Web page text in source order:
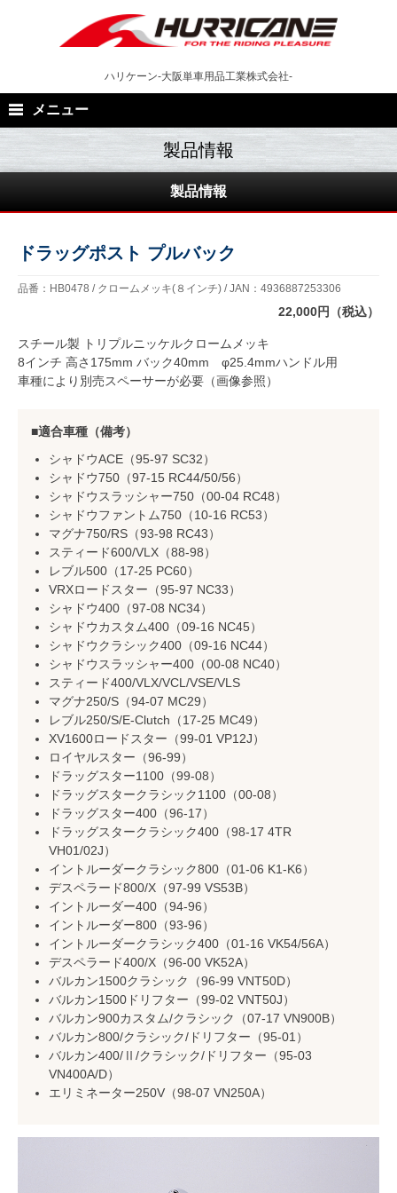
ハリケーン-大阪単車用品工業株式会社-
メニュー
製品情報
ドラッグポスト プルバック
品番：HB0478 / クロームメッキ(８インチ) / JAN：4936887253306
22,000円（税込）
スチール製 トリプルニッケルクロームメッキ
8インチ 高さ175mm バック40mm φ25.4mmハンドル用
車種により別売スペーサーが必要（画像参照）
適合車種（備考）
シャドウACE（95-97 SC32）
シャドウ750（97-15 RC44/50/56）
シャドウスラッシャー750（00-04 RC48）
シャドウファントム750（10-16 RC53）
マグナ750/RS（93-98 RC43）
スティード600/VLX（88-98）
レブル500（17-25 PC60）
VRXロードスター（95-97 NC33）
シャドウ400（97-08 NC34）
シャドウカスタム400（09-16 NC45）
シャドウクラシック400（09-16 NC44）
シャドウスラッシャー400（00-08 NC40）
スティード400/VLX/VCL/VSE/VLS
マグナ250/S（94-07 MC29）
レブル250/S/E-Clutch（17-25 MC49）
XV1600ロードスター（99-01 VP12J）
ロイヤルスター（96-99）
ドラッグスター1100（99-08）
ドラッグスタークラシック1100（00-08）
ドラッグスター400（96-17）
ドラッグスタークラシック400（98-17 4TR
VH01/02J）
イントルーダークラシック800（01-06 K1-K6）
デスペラード800/X（97-99 VS53B）
イントルーダー400（94-96）
イントルーダー800（93-96）
イントルーダークラシック400（01-16 VK54/56A）
デスペラード400/X（96-00 VK52A）
バルカン1500クラシック（96-99 VNT50D）
バルカン1500ドリフター（99-02 VNT50J）
バルカン900カスタム/クラシック（07-17 VN900B）
バルカン800/クラシック/ドリフター（95-01）
バルカン400/Ⅱ/クラシック/ドリフター（95-03
VN400A/D）
エリミネーター250V（98-07 VN250A）